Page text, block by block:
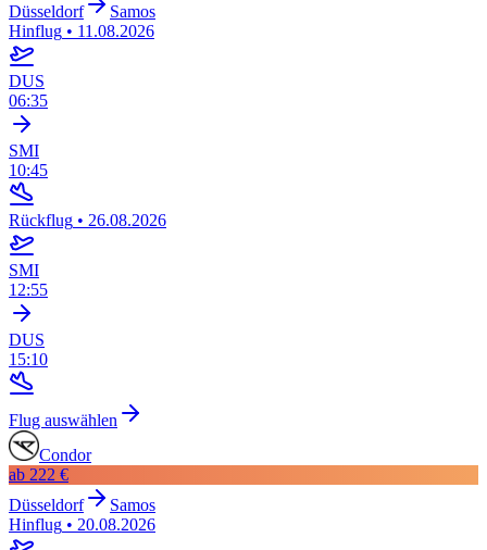
Düsseldorf
Samos
Hinflug • 11.08.2026
DUS
06:35
SMI
10:45
Rückflug • 26.08.2026
SMI
12:55
DUS
15:10
Flug auswählen
Condor
ab 222 €
Düsseldorf
Samos
Hinflug • 20.08.2026